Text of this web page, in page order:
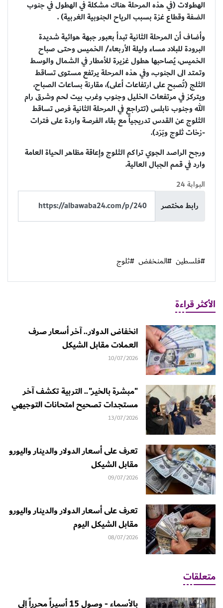
الهطولات (في هذه المرحلة هناك مشكلة في الهطول في جنوب
الضفة وقطاع غزة بسبب الرياح الجنوبية الغربية) .
وأضاف أن المرحلة الثانية تبدأ بعبور جبهة هوائية شديدة
البرودة للبلاد مساء وليلة الأربعاء/ الخميس وحتى صباح
الخميس، يُصاحبها هطول غزيرة للأمطار في الشمال والوسط
وتمتد الى الجنوب، وفي هذه المرحلة يرتفع مستوى تساقط
الثلج (تُصبح على ارتفاعات أعلى)، مقارنة بساعات الصباح،
ويتركز في مرتفعات الخليل وجنوب وغرب بيت لحم وشرق رام
الله وجنوب نابلس (تتراجع في المرحلة الثانية فرص تساقط
الثلوج عن القدس تدريجياً مع بقاء الفرصة واردة على فترات
-زخات ثلوج وبَرَد).
ورجح الراصد الجوي تراكم الثلوج وإعاقة مظاهر الحياة العامة
وارد في قمم الجبال العالية.
البوابة 24
رابط مختصر
#فلسطين #المنخفض #ثلوج
الأكثر قراءة
انخفاض الدولار.. آخر أسعار صرف
العملات مقابل الشيكل
10/07/2026
"مبشرة بالخير".. التربية تكشف آخر
مستجدات تصحيح امتحانات التوجيهي
13/07/2026
تعرف على أسعار الدولار والدينار واليورو
مقابل الشيكل
09/07/2026
تعرف على أسعار الدولار والدينار واليورو
مقابل الشيكل اليوم
08/07/2026
متعلقات
بالأسماء - وصول 15 أسيراً محرراً إلى